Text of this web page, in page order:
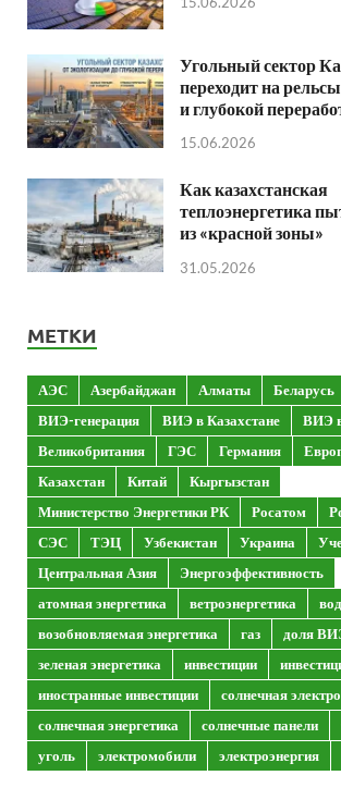
Угольный сектор
переходит на
и глубокой
15.06.2026
Как казахстанская
теплоэнергетика
из «красной зоны»
31.05.2026
МЕТКИ
АЭС Азербайджан Алматы Беларусь
ВИЭ-генерация
ВИЭ в Казахстане
ВИЭ
Великобритания
ГЭС Германия
Казахстан
Китай
Кыргызстан
Министерство Энергетики РК
Росатом
СЭС
ТЭЦ Узбекистан Украина
Центральная Азия
Энергоэффективность
атомная энергетика
ветроэнергетика
возобновляемая энергетика
газ
доля
зеленая энергетика
инвестиции
иностранные инвестиции
солнечная
солнечная энергетика
солнечные панели
уголь
электромобили электроэнергия